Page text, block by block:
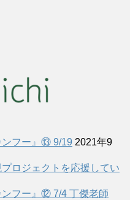
ンフー』⑬ 9/19 2021年9
ロジェクトを応援してい
ンフー』⑫ 7/4 丁傑老師